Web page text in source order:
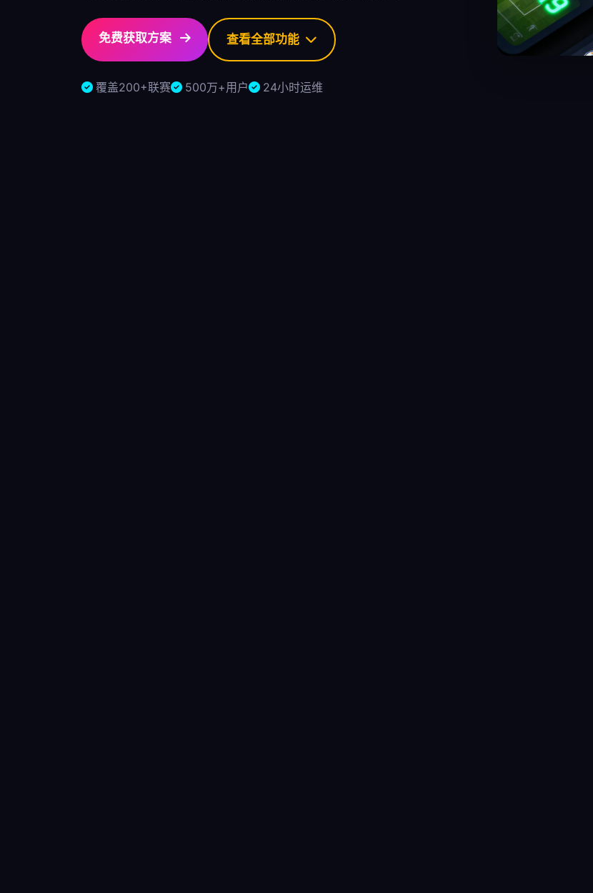
免费获取方案 查看全部功能
覆盖200+联赛 500万+用户 24小时运维